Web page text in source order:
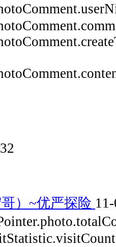
）~优严探险